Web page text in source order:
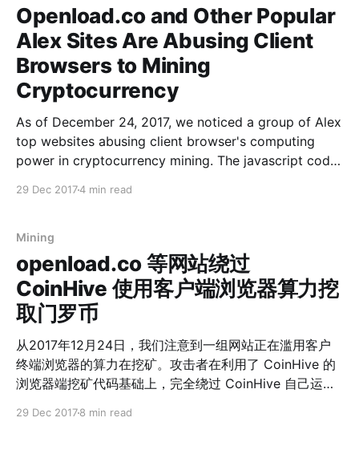
Web挖矿代码：Alexa Top 10万的网站中，有 241
(0.24%) ； Alexa Top 30万的网站中，有 629 (0.21%) *
色情相关网站是主体，占据了这些网站的49%。其它还有
诈骗（8%）、广告（7%）、挖矿（7%）、影视（6%）
等类别
Openload.co and Other Popular
Alex Sites Are Abusing Client
Browsers to Mining
Cryptocurrency
As of December 24, 2017, we noticed a group of Alex
top websites abusing client browser's computing
power in cryptocurrency mining. The javascript code
29 Dec 20174 min read
Mining
openload.co 等网站绕过
CoinHive 使用客户端浏览器算力挖
取门罗币
从2017年12月24日，我们注意到一组网站正在滥用客户
终端浏览器的算力在挖矿。攻击者在利用了 CoinHive 的
浏览器端挖矿代码基础上，完全绕过 CoinHive 自己运
29 Dec 20178 min read